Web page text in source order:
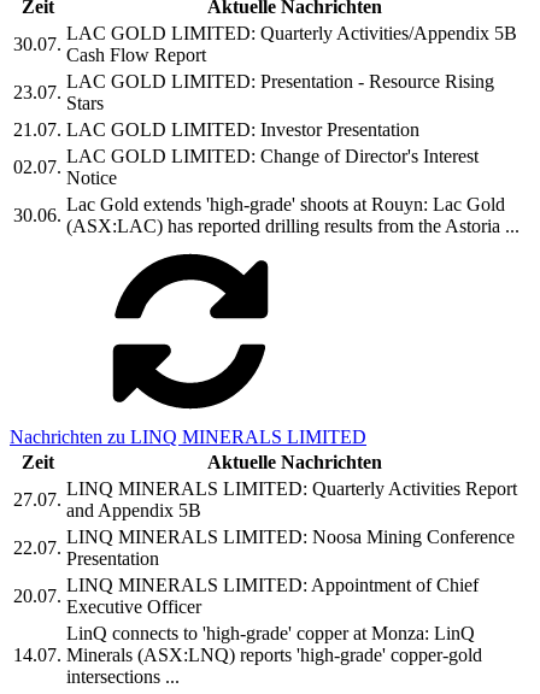
Zeit
Aktuelle Nachrichten
30.07.
LAC GOLD LIMITED: Quarterly Activities/Appendix 5B
Cash Flow Report
23.07.
LAC GOLD LIMITED: Presentation - Resource Rising
Stars
21.07. LAC GOLD LIMITED: Investor Presentation
02.07.
LAC GOLD LIMITED: Change of Director's Interest
Notice
30.06.
Lac Gold extends 'high-grade' shoots at Rouyn: Lac Gold
(ASX:LAC) has reported drilling results from the Astoria ...
Nachrichten zu LINQ MINERALS LIMITED
Zeit
Aktuelle Nachrichten
27.07.
LINQ MINERALS LIMITED: Quarterly Activities Report
and Appendix 5B
22.07.
LINQ MINERALS LIMITED: Noosa Mining Conference
Presentation
20.07.
LINQ MINERALS LIMITED: Appointment of Chief
Executive Officer
14.07.
LinQ connects to 'high-grade' copper at Monza: LinQ
Minerals (ASX:LNQ) reports 'high-grade' copper-gold
intersections ...